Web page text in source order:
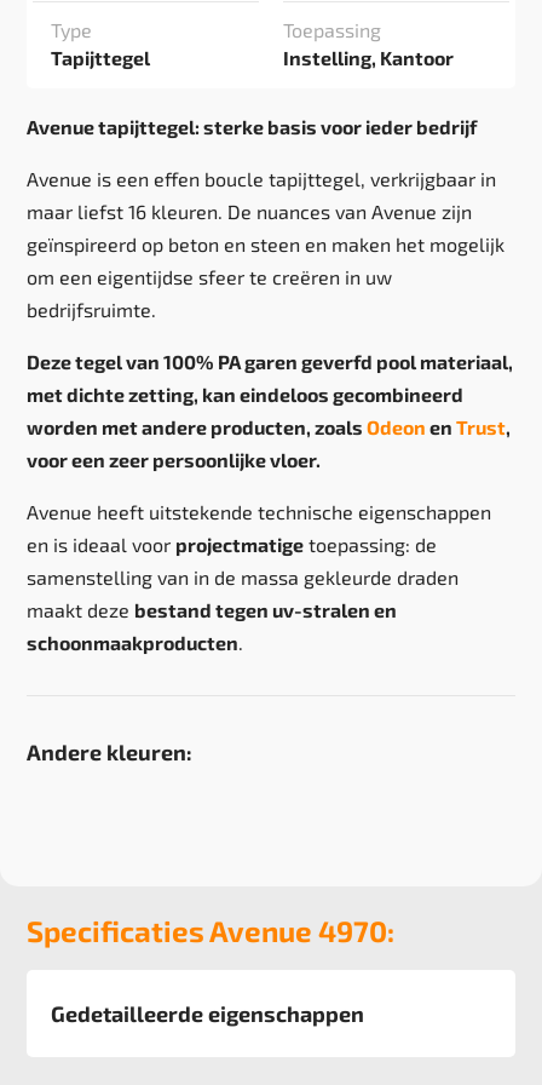
Type
Tapijttegel
Toepassing
Instelling, Kantoor
Avenue tapijttegel: sterke basis voor ieder bedrijf
Avenue is een effen boucle tapijttegel, verkrijgbaar in
maar liefst 16 kleuren. De nuances van Avenue zijn
geïnspireerd op beton en steen en maken het mogelijk
om een eigentijdse sfeer te creëren in uw
bedrijfsruimte.
Deze tegel van 100% PA garen geverfd pool materiaal,
met dichte zetting, kan eindeloos gecombineerd
worden met andere producten, zoalsOdeon enTrust,
voor een zeer persoonlijke vloer.
Avenue heeft uitstekende technische eigenschappen
en is ideaal voor projectmatige toepassing: de
samenstelling van in de massa gekleurde draden
maakt deze bestand tegen uv-stralen en
schoonmaakproducten.
Andere kleuren:
Specificaties Avenue 4970:
Gedetailleerde eigenschappen